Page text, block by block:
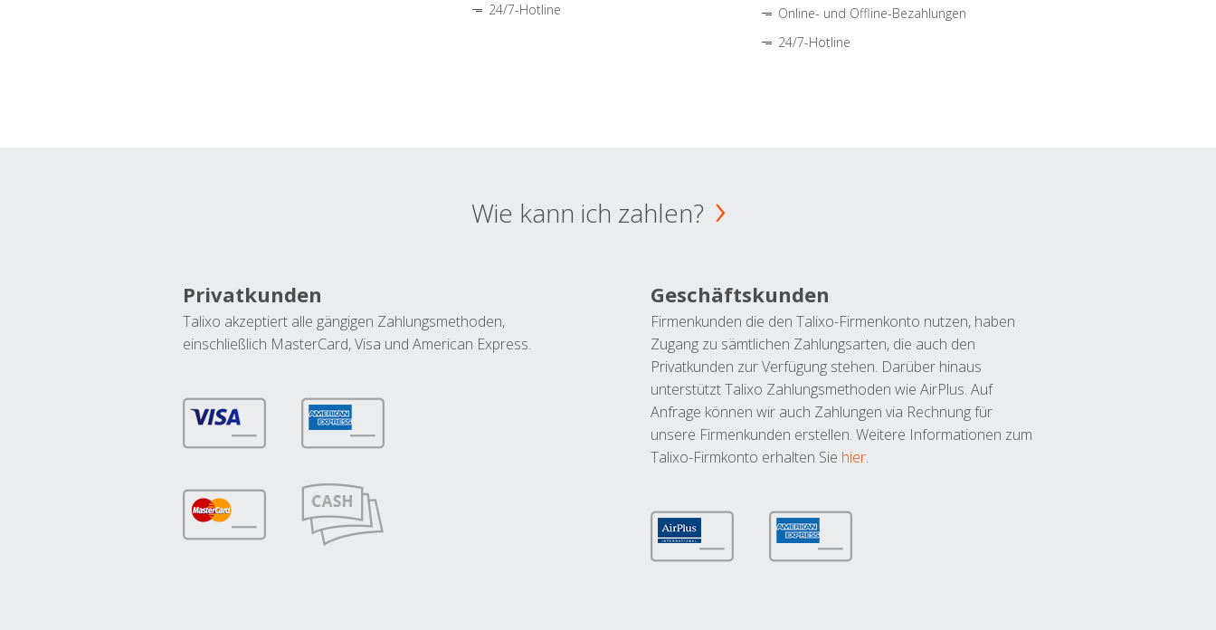
24/7-Hotline
Online- und Offline-Bezahlungen
24/7-Hotline
Wie kann ich zahlen?
Privatkunden
Talixo akzeptiert alle gängigen Zahlungsmethoden,
einschließlich MasterCard, Visa und American Express.
Geschäftskunden
Firmenkunden die den Talixo-Firmenkonto nutzen, haben
Zugang zu sämtlichen Zahlungsarten, die auch den
Privatkunden zur Verfügung stehen. Darüber hinaus
unterstützt Talixo Zahlungsmethoden wie AirPlus. Auf
Anfrage können wir auch Zahlungen via Rechnung für
unsere Firmenkunden erstellen. Weitere Informationen zum
Talixo-Firmkonto erhalten Sie hier.